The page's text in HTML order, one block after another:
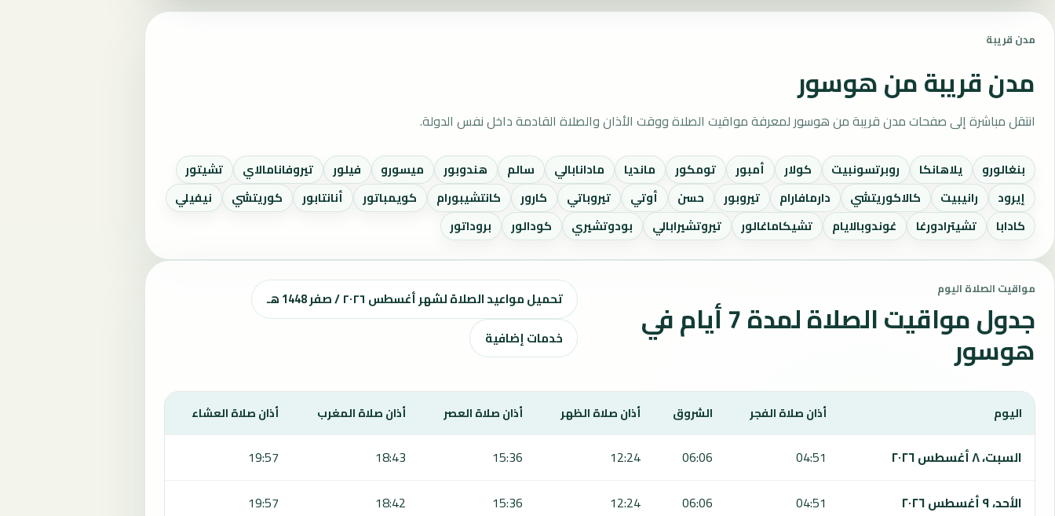
مدن قريبة
مدن قريبة من هوسور
انتقل مباشرة إلى صفحات مدن قريبة من هوسور لمعرفة مواقيت الصلاة ووقت الأذان والصلاة القادمة داخل نفس الدولة.
بنغالورو يلاهانكا روبرتسونبيت كولار أمبور تومكور مانديا مادانابالي سالم هندوبور ميسورو فيلور تيروفانامالاي
تشيتور
إيرود
رانيبيت كالاكوريتشي دارمافارام تيروبور حسن أوتي تيروباتي كارور كانتشيبورام كويمباتور أنانتابور كوريتشي
نيفيلي
كادابا
تشيترادورغا غوندوبالايام تشيكاماغالور تيروتشيرابالي بودوتشيري كودالور بروداتور
مواقيت الصلاة اليوم
جدول مواقيت الصلاة لمدة 7 أيام في
هوسور
تحميل مواعيد الصلاة لشهر أغسطس ٢٠٢٦ / صفر 1448 هـ
خدمات إضافية
يعرض هذا الجدول مواقيت الصلاة لمدة 7 أيام في هوسور، بما يشمل الفجر والشروق والظهر والعصر والمغرب والعشاء.
اليوم أذان صلاة الفجر الشروق أذان صلاة الظهر أذان صلاة العصر أذان صلاة المغرب أذان صلاة العشاء
السبت، ٨ أغسطس ٢٠٢٦ 04:51
06:06
12:24
15:36
18:43
19:57
الأحد، ٩ أغسطس ٢٠٢٦
04:51
06:06
12:24
15:36
18:42
19:57